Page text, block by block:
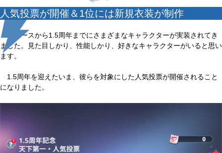
人気投票が開催＆1位には新規衣装が制作
リリースから1.5周年までにさまざまなキャラクターが実装されてき
ました。見た目しかり、性能しかり、好きなキャラクターがいると思い
ます。
1.5周年を迎えたいま、彼らを対象にした人気投票が開催されること
になりました。